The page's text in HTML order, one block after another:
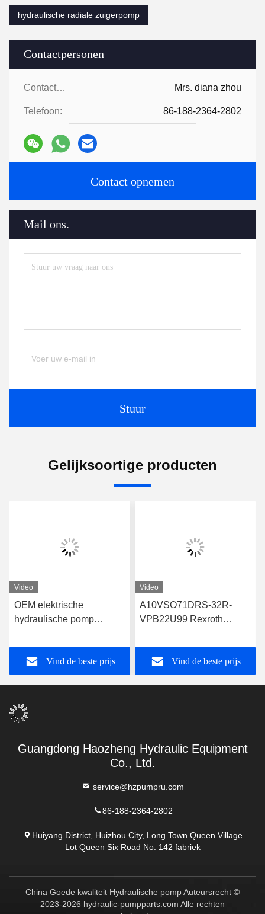
Contactpersonen
Contactpersonen: Mrs. diana zhou
Telefoon: 86-188-2364-2802
Contact opnemen
Mail ons.
Stuur
hydraulische radiale zuigerpomp
Gelijksoortige producten
Video
OEM elektrische
hydraulische pomp
30R-PPA12G30
Vind de beste prijs
Video
A10VSO71DRS-32R-
VPB22U99 Rexroth
Robuust ontwerp
Vind de beste prijs
Guangdong Haozheng Hydraulic Equipment
Co., Ltd.
service@hzpumpru.com
86-188-2364-2802
Huiyang District, Huizhou City, Long Town Queen Village
Lot Queen Six Road No. 142 fabriek
China Goede kwaliteit Hydraulische pomp Auteursrecht ©
2023-2026 hydraulic-pumpparts.com Alle rechten